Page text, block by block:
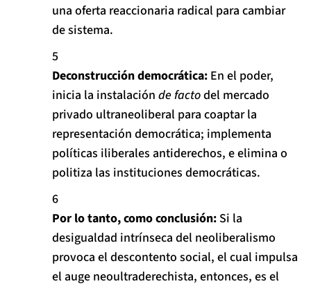
una oferta reaccionaria radical para cambiar
de sistema.
Deconstrucción democrática: En el poder,
inicia la instalación de factodel mercado
privado ultraneoliberal para coaptar la
representación democrática; implementa
políticas iliberales antiderechos, e elimina o
politiza las instituciones democráticas.
Por lo tanto, como conclusión: Si la
desigualdad intrínseca del neoliberalismo
provoca el descontento social, el cual impulsa
el auge neoultraderechista, entonces, es el